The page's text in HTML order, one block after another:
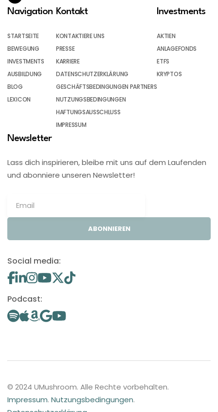
Navigation
STARTSEITE
BEWEGUNG
INVESTMENTS
AUSBILDUNG
BLOG
LEXICON
Kontakt
KONTAKTIERE UNS
PRESSE
KARRIERE
DATENSCHUTZERKLÄRUNG
GESCHÄFTSBEDINGUNGEN PARTNERS
NUTZUNGSBEDINGUNGEN
HAFTUNGSAUSSCHLUSS
IMPRESSUM
Investments
AKTIEN
ANLAGEFONDS
ETFS
KRYPTOS
Newsletter
Lass dich inspirieren, bleibe mit uns auf dem Laufenden
und abonniere unseren Newsletter!
ABONNIEREN
Social media:
Podcast:
© 2024 UMushroom. Alle Rechte vorbehalten.
Impressum. Nutzungsbedingungen.